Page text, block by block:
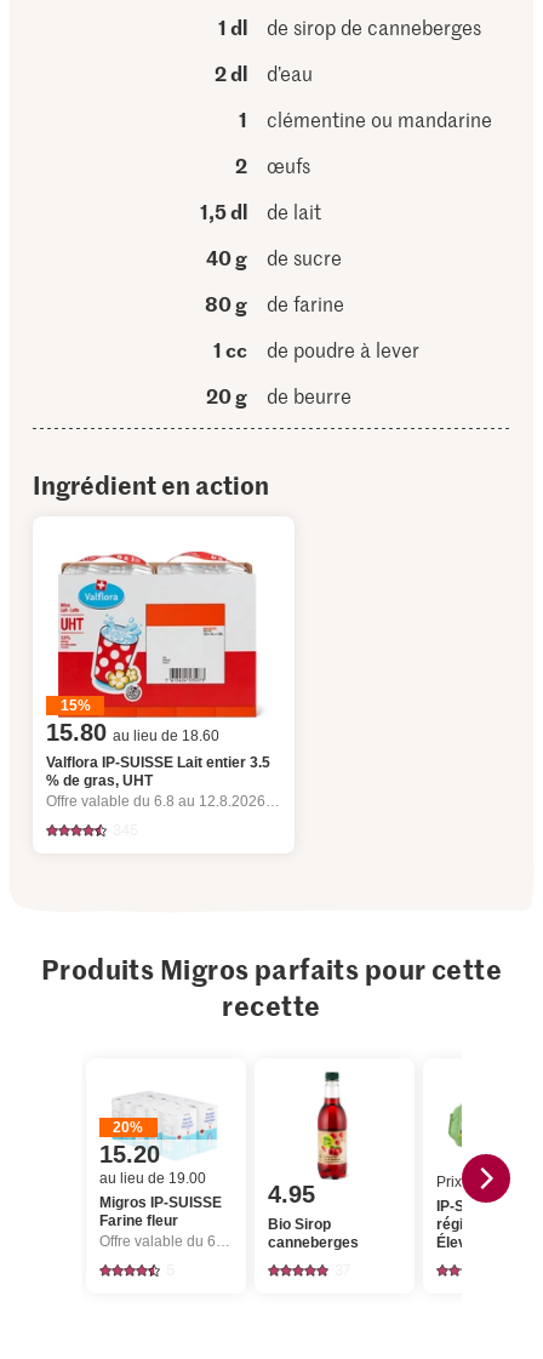
1 dl
de sirop de canneberges
2 dl
d’eau
1
clémentine ou mandarine
2
œufs
1,5 dl
de lait
40 g
de sucre
80 g
de farine
1 cc
de poudre à lever
20 g
de beurre
Ingrédient en action
15%
15.80 au lieu de 18.60
Valflora IP-SUISSE Lait entier 3.5
% de gras, UHT
Offre valable du 6.8 au 12.8.2026, jusqu’à épuisement du stock.
Produits Migros parfaits pour cette
recette
20%
15.20
au lieu de 19.00
Migros IP-SUISSE
Farine fleur
Offre valable du 6.8 au 12.8.2026, jusqu’à épuisement du stock.
4.95
Bio Sirop
canneberges
Prix du jour
IP-SUISSE De
région Œufs
Élevage en
air